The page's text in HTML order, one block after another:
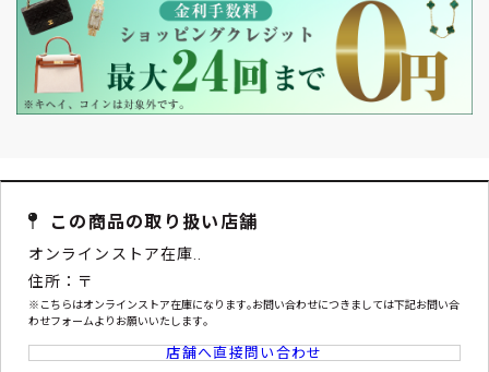
この商品の取り扱い店舗
オンラインストア在庫..
住所：〒
※こちらはオンラインストア在庫になります｡お問い合わせにつきましては下記お問い合
わせフォームよりお願いいたします｡
店舗へ直接問い合わせ